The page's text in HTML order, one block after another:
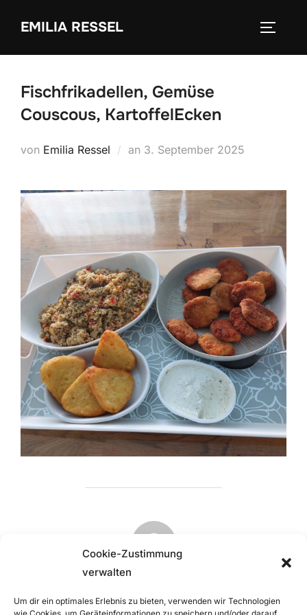
Cookie-Zustimmung
verwalten
Um dir ein optimales Erlebnis zu bieten, verwenden wir Technologien
InhaltEMILIA RESSEL
Fischfrikadellen, Gemüse
Couscous, KartoffelEcken
von Emilia Ressel an Veröffentlicht
3. September 2025
BEITRAGSAUTOR